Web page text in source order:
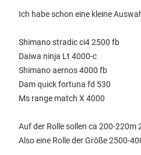
Ich habe schon eine kleine
Shimano stradic ci4 2500 fb
Daiwa ninja Lt 4000-c
Shimano aernos 4000 fb
Dam quick fortuna fd 530
Ms range match X 4000
Auf der Rolle sollen ca 200-220m
Also eine Rolle der Größe 2500-